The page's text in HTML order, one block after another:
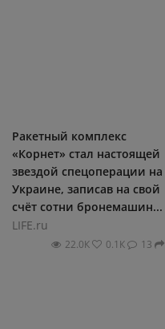
Ракетный комплекс
«Корнет» стал настоящей
звездой спецоперации на
Украине, записав на свой
счёт сотни бронемашин...
LIFE.ru
22.0К 0.1К 13